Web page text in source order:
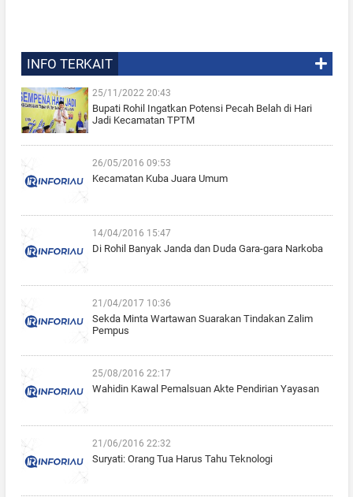
INFO TERKAIT
25/11/2022 20:43
Bupati Rohil Ingatkan Potensi Pecah Belah di Hari
Jadi Kecamatan TPTM
26/05/2016 09:53
Kecamatan Kuba Juara Umum
14/04/2016 15:47
Di Rohil Banyak Janda dan Duda Gara-gara Narkoba
21/04/2017 10:36
Sekda Minta Wartawan Suarakan Tindakan Zalim
Pempus
25/08/2016 22:17
Wahidin Kawal Pemalsuan Akte Pendirian Yayasan
21/06/2016 22:32
Suryati: Orang Tua Harus Tahu Teknologi